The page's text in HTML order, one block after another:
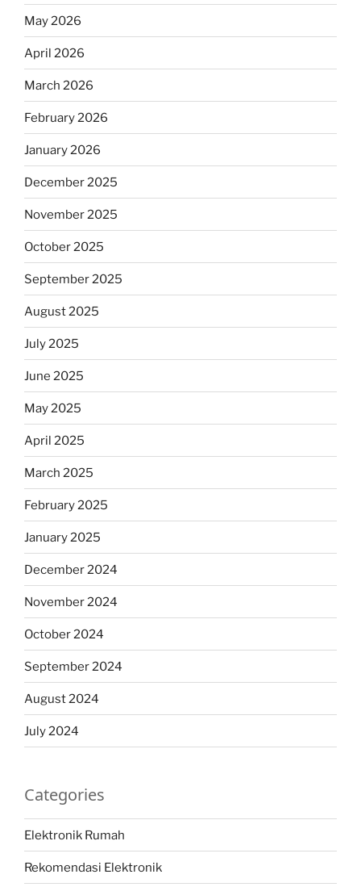
May 2026
April 2026
March 2026
February 2026
January 2026
December 2025
November 2025
October 2025
September 2025
August 2025
July 2025
June 2025
May 2025
April 2025
March 2025
February 2025
January 2025
December 2024
November 2024
October 2024
September 2024
August 2024
July 2024
Categories
Elektronik Rumah
Rekomendasi Elektronik